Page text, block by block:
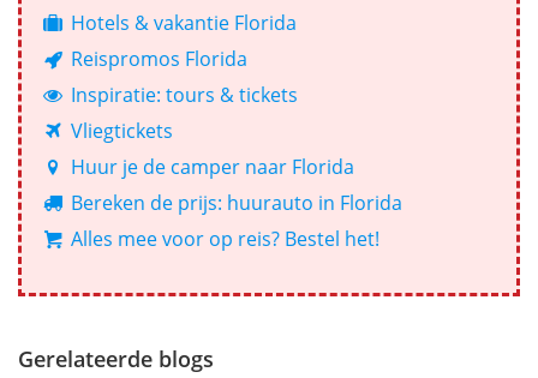
Hotels & vakantie Florida
Reispromos Florida
Inspiratie: tours & tickets
Vliegtickets
Huur je de camper naar Florida
Bereken de prijs: huurauto in Florida
Alles mee voor op reis? Bestel het!
Gerelateerde blogs